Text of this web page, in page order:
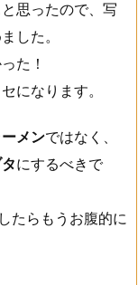
思ったので、写
した。
た！
になります。
メンではなく、
にするべきで
たらもうお腹的に